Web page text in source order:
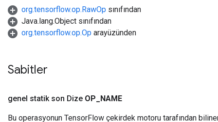
org.tensorflow.op.RawOp sınıfından
Java.lang.Object sınıfından
org.tensorflow.op.Op arayüzünden
Sabitler
genel statik son Dize OP NAME
Bu operasyonun TensorFlow çekirdek motoru tarafından